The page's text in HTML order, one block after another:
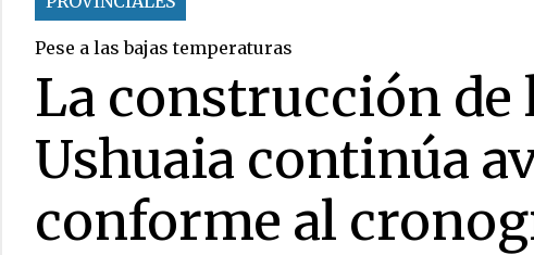
Pese a las bajas temperaturas
La construcción de
Ushuaia continúa
conforme al